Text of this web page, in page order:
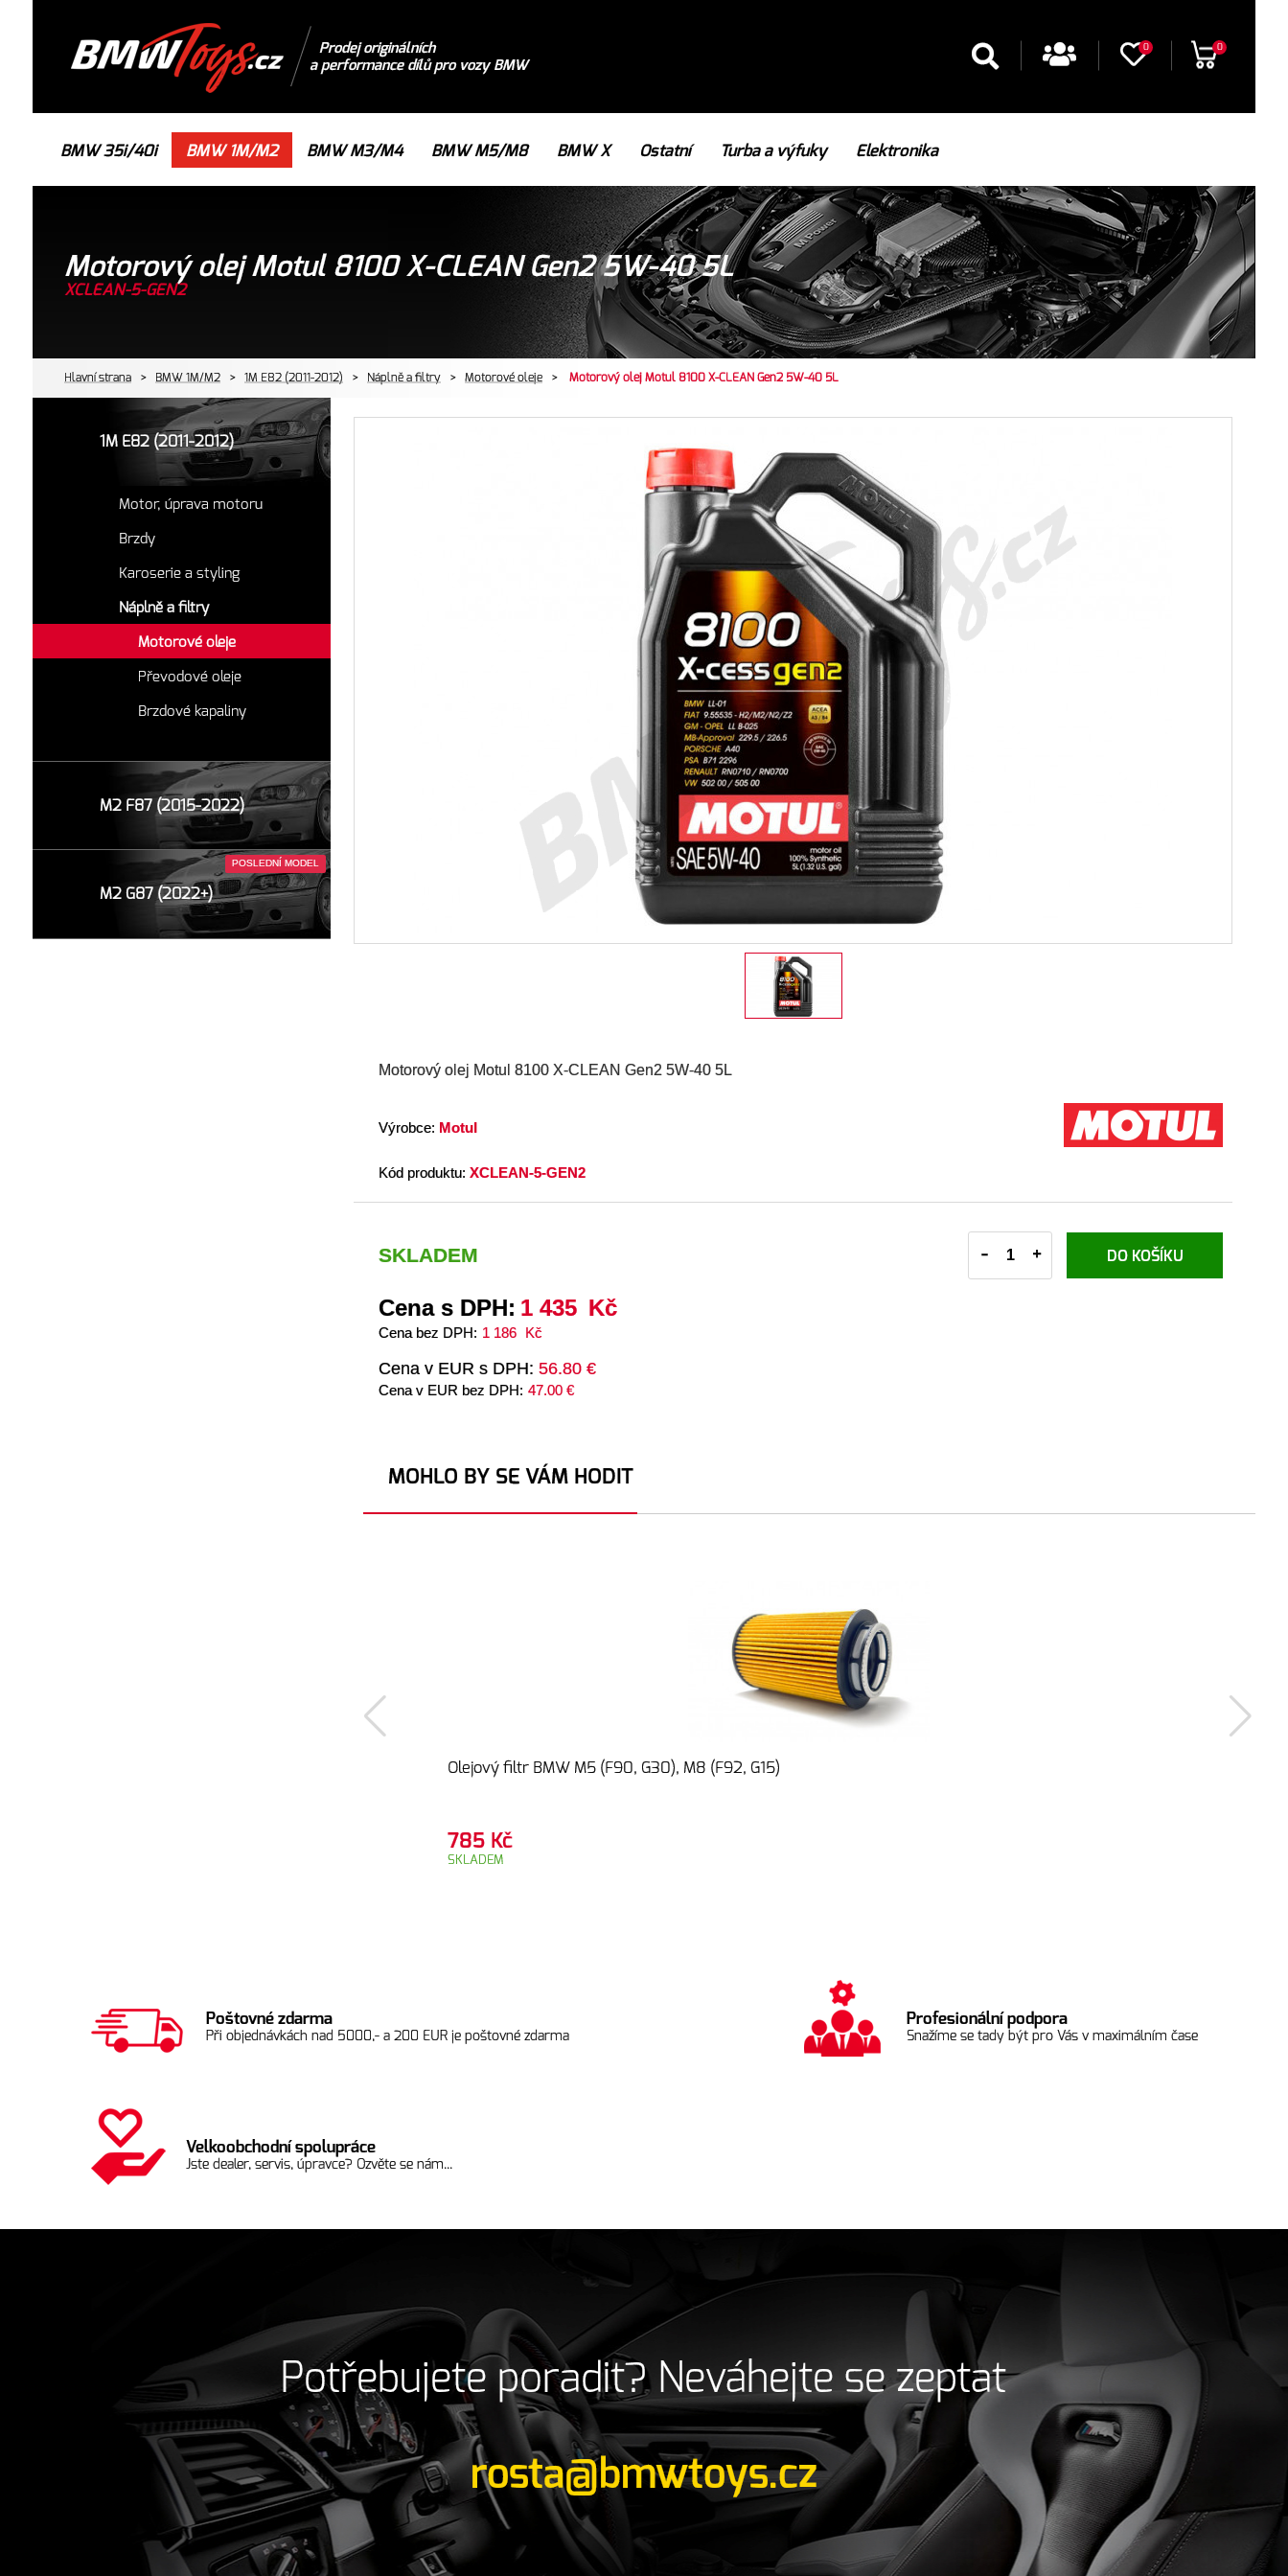
Prodej originálních
a performance dílů pro vozy BMW
0 0
BMW 35i/40i BMW 1M/M2 BMW M3/M4 BMW M5/M8 BMW X Ostatní Turba a výfuky Elektronika
Motorový olej Motul 8100 X-CLEAN Gen2 5W-40 5L
XCLEAN-5-GEN2
Hlavní strana > BMW 1M/M2 > 1M E82 (2011-2012) > Náplně a filtry > Motorové oleje > Motorový olej Motul 8100 X-CLEAN Gen2 5W-40 5L
1M E82 (2011-2012)
Motor, úprava motoru
Brzdy
Karoserie a styling
Náplně a filtry
Motorové oleje
Převodové oleje
Brzdové kapaliny
M2 F87 (2015-2022)
POSLEDNÍ MODEL
M2 G87 (2022+)
Motorový olej Motul 8100 X-CLEAN Gen2 5W-40 5L
Výrobce: Motul
Kód produktu: XCLEAN-5-GEN2
SKLADEM - + DO KOŠÍKU
Cena s DPH: 1 435 Kč
Cena bez DPH: 1 186 Kč
Cena v EUR s DPH: 56.80 €
Cena v EUR bez DPH: 47.00 €
MOHLO BY SE VÁM HODIT
Olejový filtr BMW M5 (F90, G30), M8 (F92, G15)
785 Kč
SKLADEM
Poštovné zdarma
Při objednávkách nad 5000,- a 200 EUR je poštovné zdarma
Profesionální podpora
Snažíme se tady být pro Vás v maximálním čase
Velkoobchodní spolupráce
Jste dealer, servis, úpravce? Ozvěte se nám...
Potřebujete poradit? Neváhejte se zeptat
rosta@bmwtoys.cz